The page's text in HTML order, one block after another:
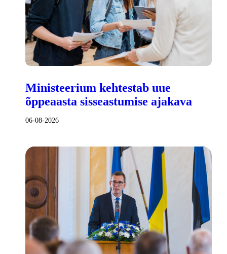
Ministeerium kehtestab uue
õppeaasta sisseastumise ajakava
06-08-2026